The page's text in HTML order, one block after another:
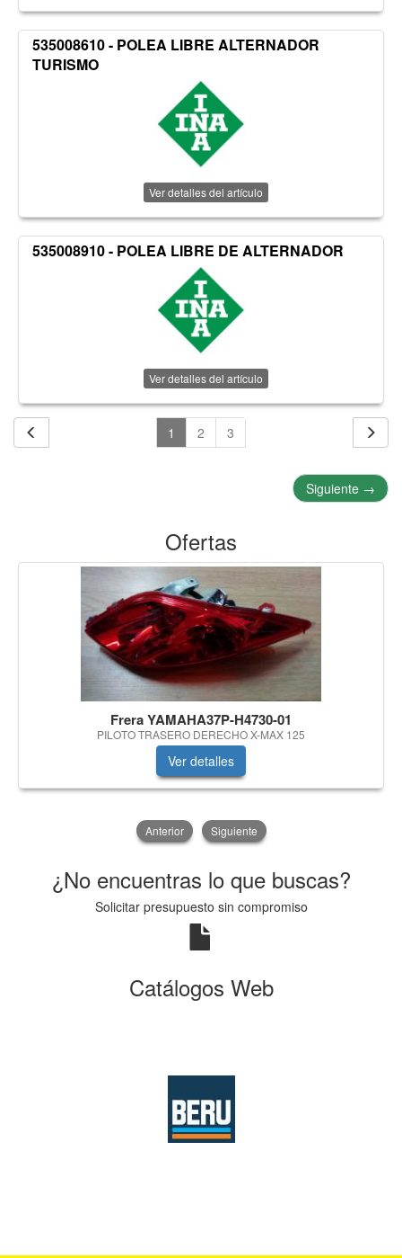
535008610 - POLEA LIBRE ALTERNADOR
TURISMO
Ver detalles del artículo
535008910 - POLEA LIBRE DE ALTERNADOR
Ver detalles del artículo
1 2 3
Siguiente →
Ofertas
Frera YAMAHA37P-H4730-01
PILOTO TRASERO DERECHO X-MAX 125
Ver detalles
Anterior Siguiente
¿No encuentras lo que buscas?
Solicitar presupuesto sin compromiso
Catálogos Web